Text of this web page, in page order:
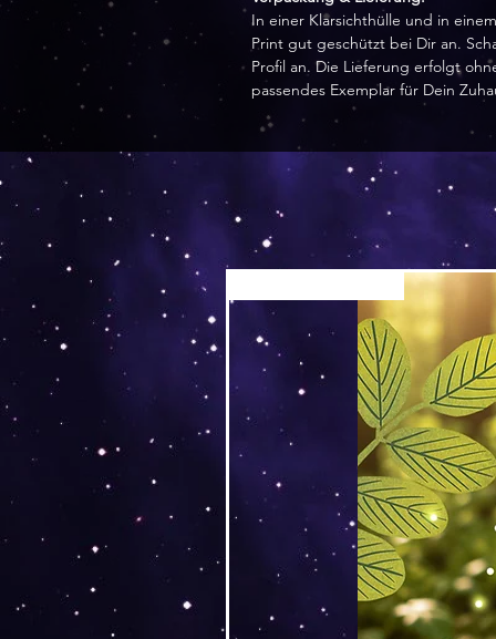
In einer Klarsichthülle und in
Print gut geschützt bei Dir an.
Profil an. Die Lieferung erfolgt
passendes Exemplar für Dein